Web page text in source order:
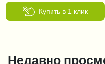
Купить в 1 клик
Недавно